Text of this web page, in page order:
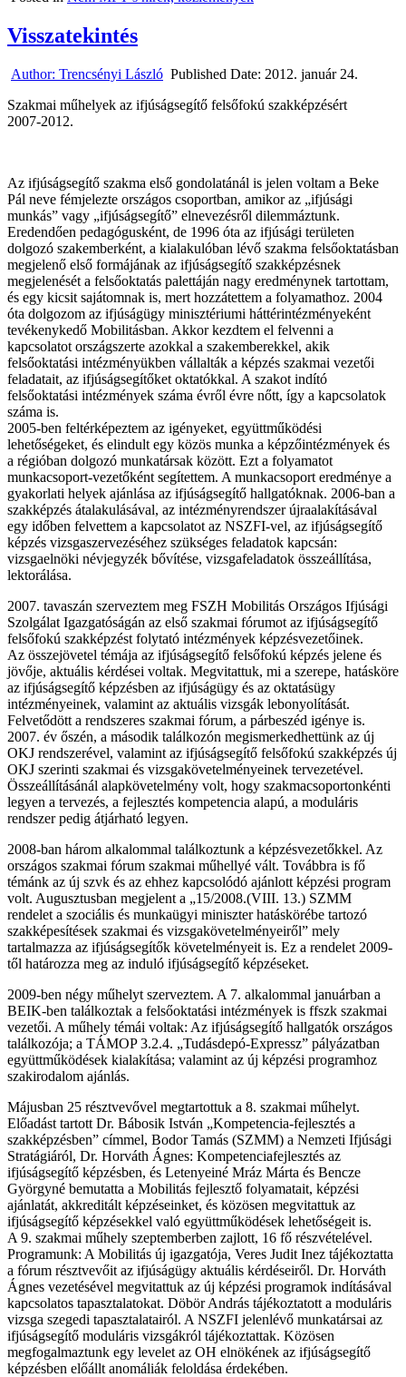
Visszatekintés
Author: Trencsényi László Published Date: 2012. január 24.
Szakmai műhelyek az ifjúságsegítő felsőfokú szakképzésért
2007-2012.
Az ifjúságsegítő szakma első gondolatánál is jelen voltam a Beke
Pál neve fémjelezte országos csoportban, amikor az „ifjúsági
munkás” vagy „ifjúságsegítő” elnevezésről dilemmáztunk.
Eredendően pedagógusként, de 1996 óta az ifjúsági területen
dolgozó szakemberként, a kialakulóban lévő szakma felsőoktatásban
megjelenő első formájának az ifjúságsegítő szakképzésnek
megjelenését a felsőoktatás palettáján nagy eredménynek tartottam,
és egy kicsit sajátomnak is, mert hozzátettem a folyamathoz. 2004
óta dolgozom az ifjúságügy minisztériumi háttérintézményeként
tevékenykedő Mobilitásban. Akkor kezdtem el felvenni a
kapcsolatot országszerte azokkal a szakemberekkel, akik
felsőoktatási intézményükben vállalták a képzés szakmai vezetői
feladatait, az ifjúságsegítőket oktatókkal. A szakot indító
felsőoktatási intézmények száma évről évre nőtt, így a kapcsolatok
száma is.
2005-ben feltérképeztem az igényeket, együttműködési
lehetőségeket, és elindult egy közös munka a képzőintézmények és
a régióban dolgozó munkatársak között. Ezt a folyamatot
munkacsoport-vezetőként segítettem. A munkacsoport eredménye a
gyakorlati helyek ajánlása az ifjúságsegítő hallgatóknak. 2006-ban a
szakképzés átalakulásával, az intézményrendszer újraalakításával
egy időben felvettem a kapcsolatot az NSZFI-vel, az ifjúságsegítő
képzés vizsgaszervezéséhez szükséges feladatok kapcsán:
vizsgaelnöki névjegyzék bővítése, vizsgafeladatok összeállítása,
lektorálása.
2007. tavaszán szerveztem meg FSZH Mobilitás Országos Ifjúsági
Szolgálat Igazgatóságán az első szakmai fórumot az ifjúságsegítő
felsőfokú szakképzést folytató intézmények képzésvezetőinek.
Az összejövetel témája az ifjúságsegítő felsőfokú képzés jelene és
jövője, aktuális kérdései voltak. Megvitattuk, mi a szerepe, hatásköre
az ifjúságsegítő képzésben az ifjúságügy és az oktatásügy
intézményeinek, valamint az aktuális vizsgák lebonyolítását.
Felvetődött a rendszeres szakmai fórum, a párbeszéd igénye is.
2007. év őszén, a második találkozón megismerkedhettünk az új
OKJ rendszerével, valamint az ifjúságsegítő felsőfokú szakképzés új
OKJ szerinti szakmai és vizsgakövetelményeinek tervezetével.
Összeállításánál alapkövetelmény volt, hogy szakmacsoportonkénti
legyen a tervezés, a fejlesztés kompetencia alapú, a moduláris
rendszer pedig átjárható legyen.
2008-ban három alkalommal találkoztunk a képzésvezetőkkel. Az
országos szakmai fórum szakmai műhellyé vált. Továbbra is fő
témánk az új szvk és az ehhez kapcsolódó ajánlott képzési program
volt. Augusztusban megjelent a „15/2008.(VIII. 13.) SZMM
rendelet a szociális és munkaügyi miniszter hatáskörébe tartozó
szakképesítések szakmai és vizsgakövetelményeiről” mely
tartalmazza az ifjúságsegítők követelményeit is. Ez a rendelet 2009-
től határozza meg az induló ifjúságsegítő képzéseket.
2009-ben négy műhelyt szerveztem. A 7. alkalommal januárban a
BEIK-ben találkoztak a felsőoktatási intézmények is ffszk szakmai
vezetői. A műhely témái voltak: Az ifjúságsegítő hallgatók országos
találkozója; a TÁMOP 3.2.4. „Tudásdepó-Expressz” pályázatban
együttműködések kialakítása; valamint az új képzési programhoz
szakirodalom ajánlás.
Májusban 25 résztvevővel megtartottuk a 8. szakmai műhelyt.
Előadást tartott Dr. Bábosik István „Kompetencia-fejlesztés a
szakképzésben” címmel, Bodor Tamás (SZMM) a Nemzeti Ifjúsági
Stratágiáról, Dr. Horváth Ágnes: Kompetenciafejlesztés az
ifjúságsegítő képzésben, és Letenyeiné Mráz Márta és Bencze
Györgyné bemutatta a Mobilitás fejlesztő folyamatait, képzési
ajánlatát, akkreditált képzéseinket, és közösen megvitattuk az
ifjúságsegítő képzésekkel való együttműködések lehetőségeit is.
A 9. szakmai műhely szeptemberben zajlott, 16 fő részvételével.
Programunk: A Mobilitás új igazgatója, Veres Judit Inez tájékoztatta
a fórum résztvevőit az ifjúságügy aktuális kérdéseiről. Dr. Horváth
Ágnes vezetésével megvitattuk az új képzési programok indításával
kapcsolatos tapasztalatokat. Döbör András tájékoztatott a moduláris
vizsga szegedi tapasztalatairól. A NSZFI jelenlévő munkatársai az
ifjúságsegítő moduláris vizsgákról tájékoztattak. Közösen
megfogalmaztunk egy levelet az OH elnökének az ifjúságsegítő
képzésben előállt anomáliák feloldása érdekében.